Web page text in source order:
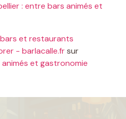
: entre bars animés et
et restaurants
- barlacalle.frsur
et gastronomie